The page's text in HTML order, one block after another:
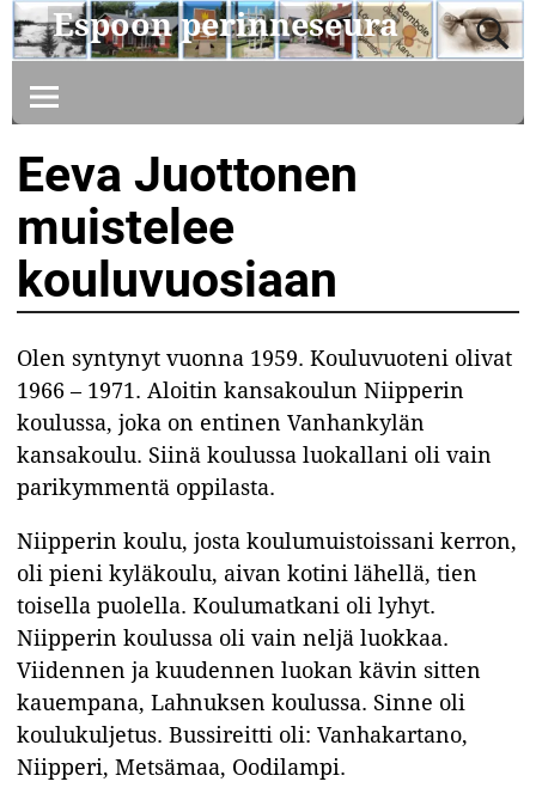
Espoon perinneseura
Eeva Juottonen
muistelee
kouluvuosiaan
Olen syntynyt vuonna 1959. Kouluvuoteni olivat
1966 – 1971. Aloitin kansakoulun Niipperin
koulussa, joka on entinen Vanhankylän
kansakoulu. Siinä koulussa luokallani oli vain
parikymmentä oppilasta.
Niipperin koulu, josta koulumuistoissani kerron,
oli pieni kyläkoulu, aivan kotini lähellä, tien
toisella puolella. Koulumatkani oli lyhyt.
Niipperin koulussa oli vain neljä luokkaa.
Viidennen ja kuudennen luokan kävin sitten
kauempana, Lahnuksen koulussa. Sinne oli
koulukuljetus. Bussireitti oli: Vanhakartano,
Niipperi, Metsämaa, Oodilampi.